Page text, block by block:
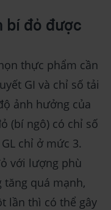
bí đỏ được
thực phẩm cần
GI và chỉ số tải
ảnh hưởng của
(bí ngô) có chỉ số
chỉ ở mức 3.
với lượng phù
quá mạnh,
lần thì có thể gây